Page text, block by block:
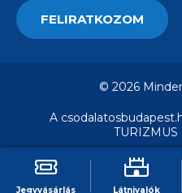
© 2026
A
TURIZMUS
Jegyvásárlás Látnivalók